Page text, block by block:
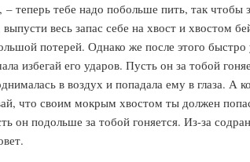
теперь тебе надо побольше пить, так чтобы
весь запас себе на хвост и хвостом
потерей. Однако же после этого
избегай его ударов. Пусть он за тобой
в воздух и попадала ему в глаза. А
что своим мокрым хвостом ты должен
он подольше за тобой гоняется. Из-за